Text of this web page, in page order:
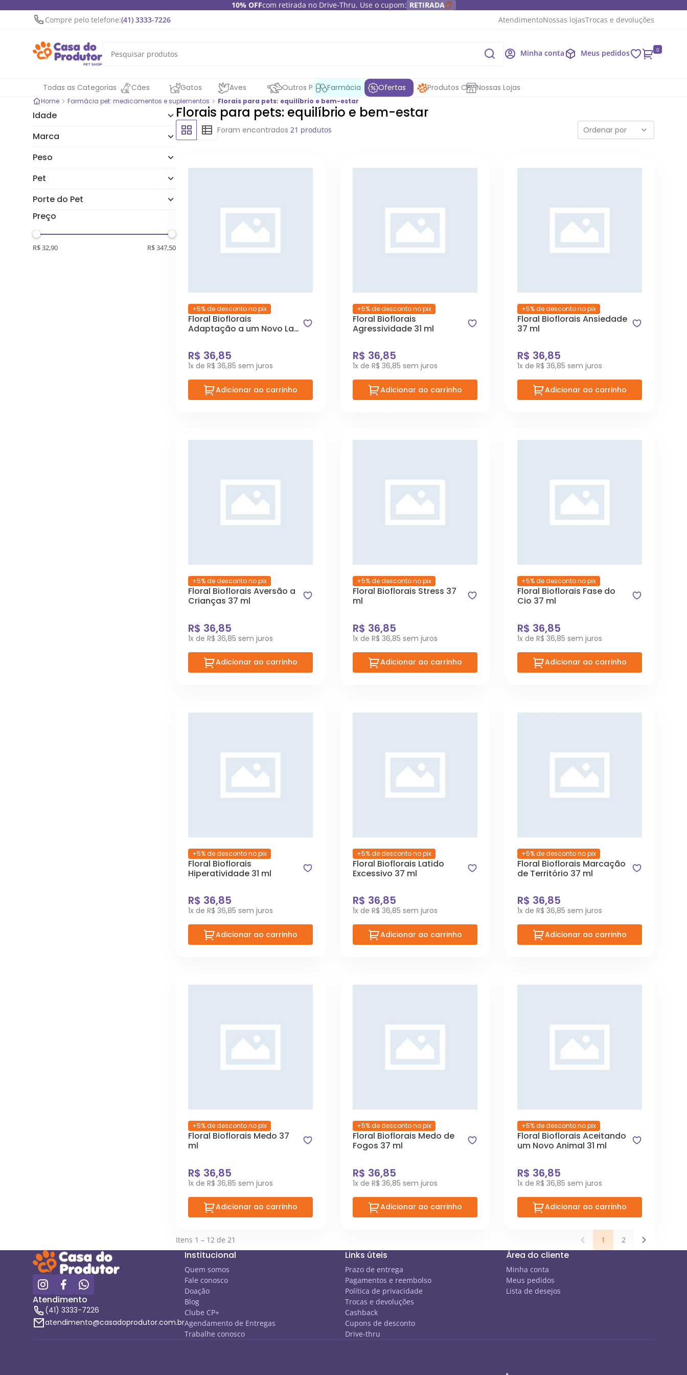
10% OFFcom retirada no Drive-Thru. Use o cupom: RETIRADA
Compre pelo telefone:(41) 3333-7226 AtendimentoNossas lojasTrocas e devoluções
Minha conta Meus pedidos 0
Todas as Categorias Cães Gatos Aves Outros Pets Farmácia Ofertas Produtos CP Nossas Lojas
Home Farmácia pet: medicamentos e suplementos Florais para pets: equilíbrio e bem-estar
Idade
Filhote, Adulto e Sênior
Marca
Homeo Pet
Konig
Peso
300g
Pet
Cachorro
Cachorro e Gato
Gato
Porte do Pet
Pequeno, Médio e Grande
Preço
R$ 32,90 R$ 347,50
Florais para pets: equilíbrio e bem-estar
Foram encontrados 21 produtos Ordenar por
+5% de desconto no pix
Floral Bioflorais
Adaptação a um Novo Lar
R$ 36,85
1x de R$ 36,85 sem juros
Adicionar ao carrinho
+5% de desconto no pix
Floral Bioflorais
Agressividade 31 ml
R$ 36,85
1x de R$ 36,85 sem juros
Adicionar ao carrinho
+5% de desconto no pix
Floral Bioflorais Ansiedade
37 ml
R$ 36,85
1x de R$ 36,85 sem juros
Adicionar ao carrinho
+5% de desconto no pix
Floral Bioflorais Aversão a
Crianças 37 ml
R$ 36,85
1x de R$ 36,85 sem juros
Adicionar ao carrinho
+5% de desconto no pix
Floral Bioflorais Stress 37
ml
R$ 36,85
1x de R$ 36,85 sem juros
Adicionar ao carrinho
+5% de desconto no pix
Floral Bioflorais Fase do
Cio 37 ml
R$ 36,85
1x de R$ 36,85 sem juros
Adicionar ao carrinho
+5% de desconto no pix
Floral Bioflorais
Hiperatividade 31 ml
R$ 36,85
1x de R$ 36,85 sem juros
Adicionar ao carrinho
+5% de desconto no pix
Floral Bioflorais Latido
Excessivo 37 ml
R$ 36,85
1x de R$ 36,85 sem juros
Adicionar ao carrinho
+5% de desconto no pix
Floral Bioflorais Marcação
de Território 37 ml
R$ 36,85
1x de R$ 36,85 sem juros
Adicionar ao carrinho
+5% de desconto no pix
Floral Bioflorais Medo 37
ml
R$ 36,85
1x de R$ 36,85 sem juros
Adicionar ao carrinho
+5% de desconto no pix
Floral Bioflorais Medo de
Fogos 37 ml
R$ 36,85
1x de R$ 36,85 sem juros
Adicionar ao carrinho
+5% de desconto no pix
Floral Bioflorais Aceitando
um Novo Animal 31 ml
R$ 36,85
1x de R$ 36,85 sem juros
Adicionar ao carrinho
Itens 1 – 12 de 21 1 2
Atendimento
(41) 3333-7226
atendimento@casadoprodutor.com.br
Institucional
Quem somos
Fale conosco
Doação
Blog
Clube CP+
Agendamento de Entregas
Trabalhe conosco
Links úteis
Prazo de entrega
Pagamentos e reembolso
Política de privacidade
Trocas e devoluções
Cashback
Cupons de desconto
Drive-thru
Área do cliente
Minha conta
Meus pedidos
Lista de desejos